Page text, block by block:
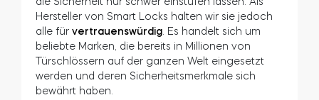
Lock. Jedes Smart Lock deckt viele Standards ab,
aber ihre Angebote sind schwer zu vergleichen.
Fragen Sie am besten Ihren Smart-Home-
Installateur nach Vorschlägen für das beste
Smart Lock, das sich in eine bestimmte Plattform
integrieren lässt.